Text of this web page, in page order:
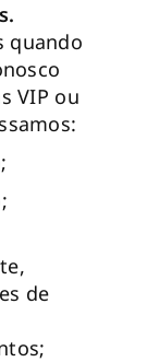
quando
VIP ou
de